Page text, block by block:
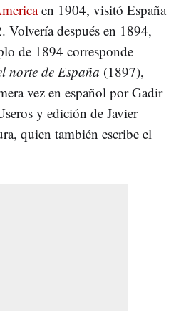
en 1904, visitó España
Volvería después en 1894,
de 1894 corresponde
norte de España (1897),
vez en español por Gadir
y edición de Javier
quien también escribe el